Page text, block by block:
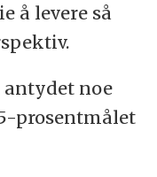
å levere så
noe
prosentmålet